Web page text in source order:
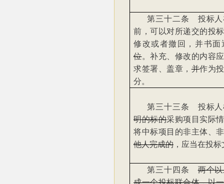
第三十二条 投标人
前，可以对所递交的投
修改或者撤回，并书面
位。补充、修改的内容
求签署、盖章，并作为
分。
第三十三条 投标人
明的标的采购项目实际
将中标项目的非主体、
他人完成的 ，应当在投
第三十四条两个
成一个投标联合体，以